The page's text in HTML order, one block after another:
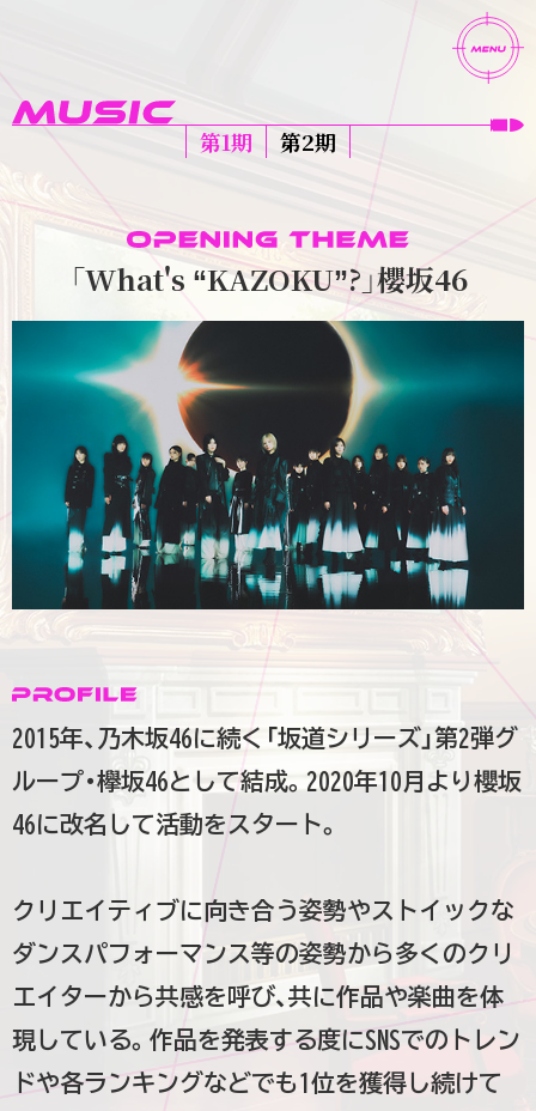
第1期 第2期
「What's “KAZOKU”?」櫻坂46
2015年、乃木坂46に続く「坂道シリーズ」第2弾グ
ループ・欅坂46として結成。2020年10月より櫻坂
46に改名して活動をスタート。
クリエイティブに向き合う姿勢やストイックな
ダンスパフォーマンス等の姿勢から多くのクリ
エイターから共感を呼び、共に作品や楽曲を体
現している。作品を発表する度にSNSでのトレン
ドや各ランキングなどでも1位を獲得し続けて